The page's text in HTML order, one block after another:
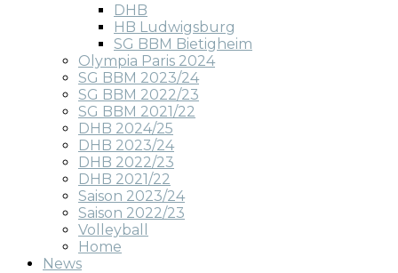
DHB
HB Ludwigsburg
SG BBM Bietigheim
Olympia Paris 2024
SG BBM 2023/24
SG BBM 2022/23
SG BBM 2021/22
DHB 2024/25
DHB 2023/24
DHB 2022/23
DHB 2021/22
Saison 2023/24
Saison 2022/23
Volleyball
Home
News